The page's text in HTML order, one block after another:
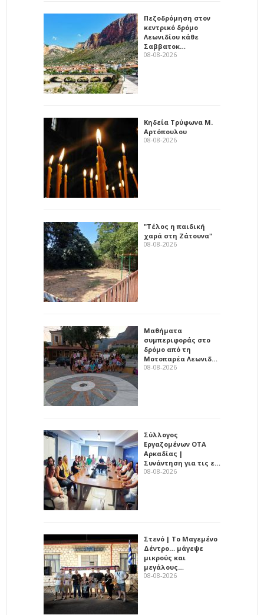
Πεζοδρόμηση στον
κεντρικό δρόμο
Λεωνιδίου κάθε
Σαββατοκ…
08-08-2026
Κηδεία Τρύφωνα Μ.
Αρτόπουλου
08-08-2026
"Τέλος η παιδική
χαρά στη Ζάτουνα"
08-08-2026
Μαθήματα
συμπεριφοράς στο
δρόμο από τη
Μοτοπαρέα Λεωνιδ…
08-08-2026
Σύλλογος
Εργαζομένων ΟΤΑ
Αρκαδίας |
Συνάντηση για τις ε…
08-08-2026
Στενό | Το Μαγεμένο
Δέντρο… μάγεψε
μικρούς και
μεγάλους…
08-08-2026